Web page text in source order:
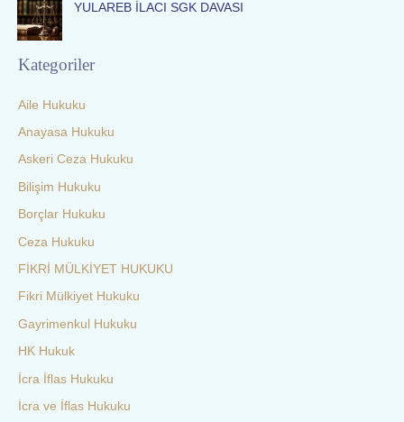
YULAREB İLACI SGK DAVASI
Kategoriler
Aile Hukuku
Anayasa Hukuku
Askeri Ceza Hukuku
Bilişim Hukuku
Borçlar Hukuku
Ceza Hukuku
FİKRİ MÜLKİYET HUKUKU
Fikri Mülkiyet Hukuku
Gayrimenkul Hukuku
HK Hukuk
İcra İflas Hukuku
İcra ve İflas Hukuku